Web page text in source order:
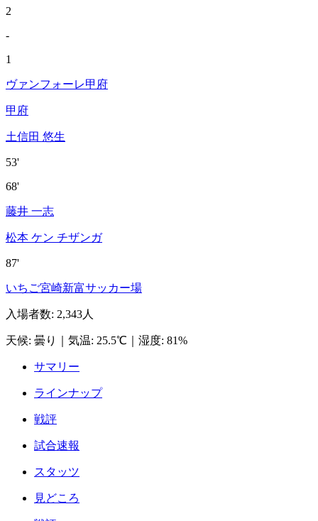
2
-
1
ヴァンフォーレ甲府
甲府
土信田 悠生
53'
68'
藤井 一志
松本 ケン チザンガ
87'
いちご宮崎新富サッカー場
入場者数: 2,343人
天候: 曇り 気温: 25.5℃ 湿度: 81%
サマリー
ラインナップ
戦評
試合速報
スタッツ
見どころ